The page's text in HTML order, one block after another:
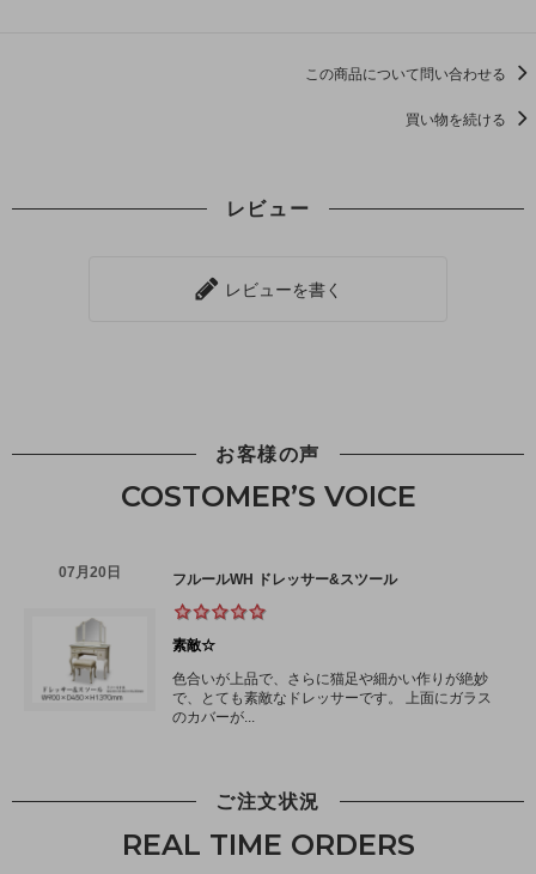
この商品について問い合わせる
買い物を続ける
レビュー
レビューを書く
お客様の声
COSTOMER’S VOICE
ご注文状況
REAL TIME ORDERS